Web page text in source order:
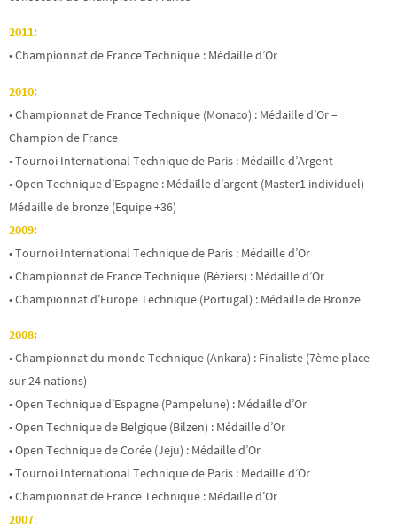
2011:
• Championnat de France Technique : Médaille d’Or
2010:
• Championnat de France Technique (Monaco) : Médaille d’Or –
Champion de France
• Tournoi International Technique de Paris : Médaille d’Argent
• Open Technique d’Espagne : Médaille d’argent (Master1 individuel) –
Médaille de bronze (Equipe +36)
2009:
• Tournoi International Technique de Paris : Médaille d’Or
• Championnat de France Technique (Béziers) : Médaille d’Or
• Championnat d’Europe Technique (Portugal) : Médaille de Bronze
2008:
• Championnat du monde Technique (Ankara) : Finaliste (7ème place
sur 24 nations)
• Open Technique d’Espagne (Pampelune) : Médaille d’Or
• Open Technique de Belgique (Bilzen) : Médaille d’Or
• Open Technique de Corée (Jeju) : Médaille d’Or
• Tournoi International Technique de Paris : Médaille d’Or
• Championnat de France Technique : Médaille d’Or
2007: